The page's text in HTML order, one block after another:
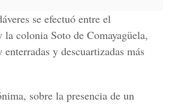
se efectuó entre el
colonia Soto de Comayagüela,
enterradas y descuartizadas más
sobre la presencia de un